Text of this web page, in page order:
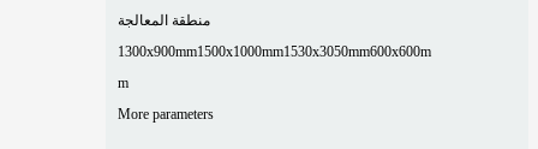
منطقة المعالجة
1300x900mm1500x1000mm1530x3050mm600x600m
m
More parameters